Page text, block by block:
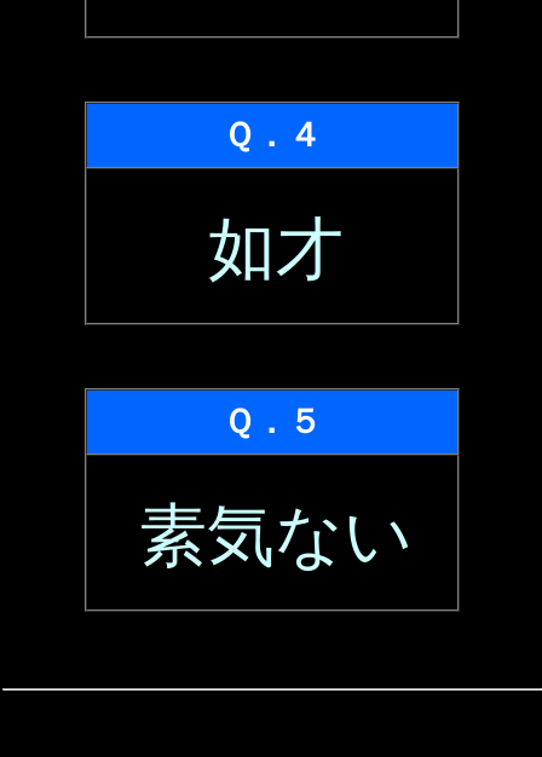
Ｑ．４
如才
Ｑ．５
素気ない